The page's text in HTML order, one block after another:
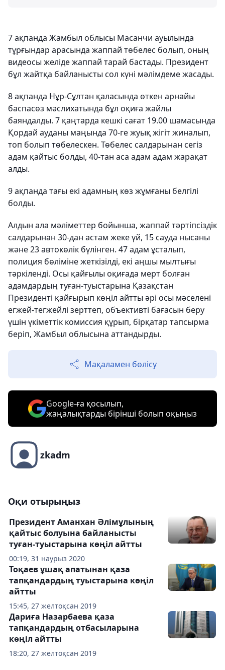
7 ақпанда Жамбыл облысы Масанчи ауылында
тұрғындар арасында жаппай төбелес болып, оның
видеосы желіде жаппай тарай бастады. Президент
бұл жайтқа байланысты сол күні мәлімдеме жасады.
8 ақпанда Нұр-Сұлтан қаласында өткен арнайы
баспасөз мәслихатында бұл оқиға жайлы
баяндалды. 7 қаңтарда кешкі сағат 19.00 шамасында
Қордай ауданы маңында 70-ге жуық жігіт жиналып,
топ болып төбелескен. Төбелес салдарынан сегіз
адам қайтыс болды, 40-тан аса адам адам жарақат
алды.
9 ақпанда тағы екі адамның көз жұмғаны белгілі
болды.
Алдын ала мәліметтер бойынша, жаппай тәртіпсіздік
салдарынан 30-дан астам жеке үй, 15 сауда нысаны
және 23 автокөлік бүлінген. 47 адам ұсталып,
полиция бөліміне жеткізілді, екі аңшы мылтығы
тәркіленді. Осы қайғылы оқиғада мерт болған
адамдардың туған-туыстарына Қазақстан
Президенті қайғырып көңіл айтты әрі осы мәселені
егжей-тегжейлі зерттеп, объективті бағасын беру
үшін үкіметтік комиссия құрып, бірқатар тапсырма
беріп, Жамбыл облысына аттандырды.
Мақаламен бөлісу
Google-ға қосылып,
жаңалықтарды бірінші болып оқыңыз
zkadm
Оқи отырыңыз
00:19, 31 наурыз 2020
Президент Аманхан Әлімұлының
қайтыс болуына байланысты
туған-туыстарына көңіл айтты
15:45, 27 желтоқсан 2019
Тоқаев ұшақ апатынан қаза
тапқандардың туыстарына көңіл
айтты
18:20, 27 желтоқсан 2019
Дариға Назарбаева қаза
тапқандардың отбасыларына
көңіл айтты